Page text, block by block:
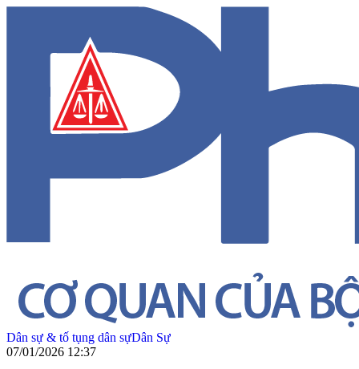
Dân sự & tố tụng dân sựDân Sự
07/01/2026 12:37